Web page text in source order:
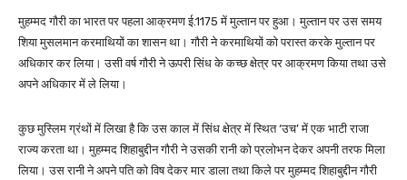
मुहम्मद गौरी का भारत पर पहला आक्रमण ई.1175 में मुल्तान पर हुआ। मुल्तान पर उस समय
शिया मुसलमान करमाथियों का शासन था। गौरी ने करमाथियों को परास्त करके मुल्तान पर
अधिकार कर लिया। उसी वर्ष गौरी ने ऊपरी सिंध के कच्छ क्षेत्र पर आक्रमण किया तथा उसे
अपने अधिकार में ले लिया।
कुछ मुस्लिम ग्रंथों में लिखा है कि उस काल में सिंध क्षेत्र में स्थित ‘उच’ में एक भाटी राजा
राज्य करता था। मुहम्मद शिहाबुद्दीन गौरी ने उसकी रानी को प्रलोभन देकर अपनी तरफ मिला
लिया। उस रानी ने अपने पति को विष देकर मार डाला तथा किले पर मुहम्मद शिहाबुद्दीन गौरी